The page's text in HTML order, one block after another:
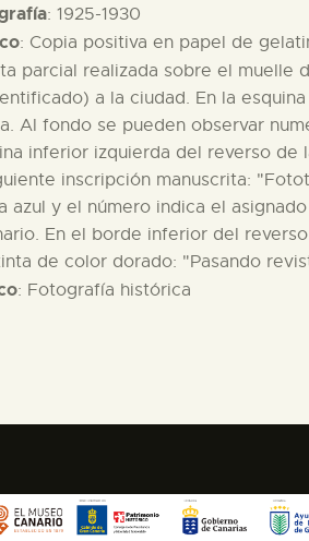
: 1925-1930
: Copia positiva en papel de
parcial realizada sobre el muelle
a la ciudad. En la
Al fondo se pueden observar
inferior izquierda del reverso
inscripción manuscrita:
azul y el número indica el
En el borde inferior del
de color dorado: "Pasando
: Fotografía histórica